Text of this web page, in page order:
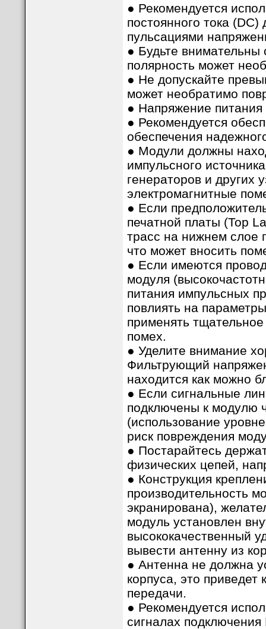
● Рекомендуется
постоянного тока
пульсациями
● Будьте
полярность может
● Не допускайте
может необратимо
● Напряжение
● Рекомендуется
обеспечения
● Модули должны
импульсного
генераторов и других
электромагнитные
● Если
печатной платы (Top
трасс на нижнем слое
что может вносить
● Если имеются
модуля
питания импульсных
повлиять на
применять
помех.
● Уделите внимание
Фильтрующий
находится как можно
● Если сигнальные
подключены к модулю
(использование
риск повреждения
● Постарайтесь
физических цепей,
● Конструкция
производительность
экранирована),
модуль установлен
высококачественный
вывести антенну из
● Антенна не должна
корпуса, это
передачи.
● Рекомендуется
сигналах